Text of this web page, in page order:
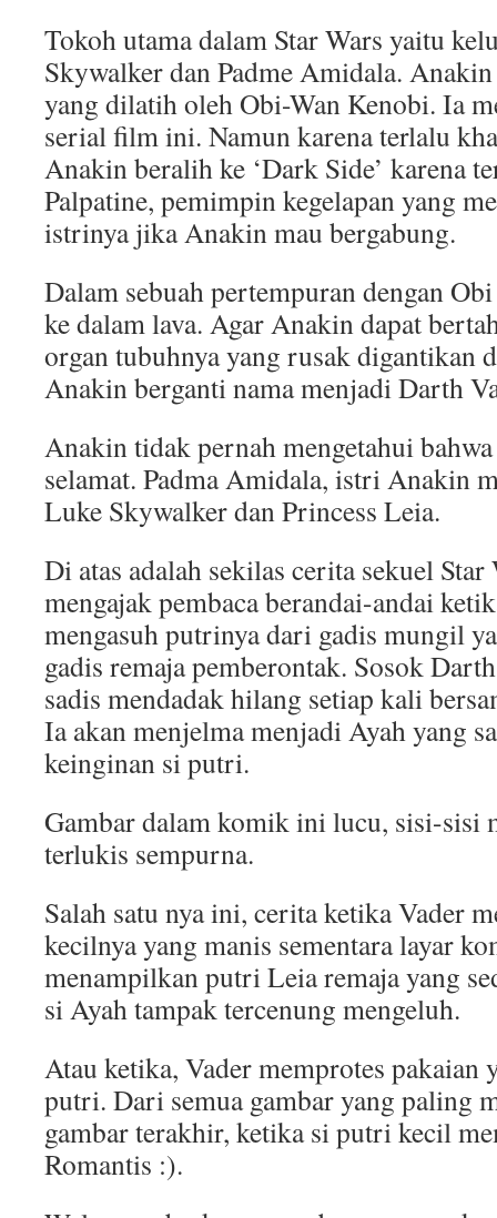
Tokoh utama dalam Star Wars yaitu
Skywalker dan Padme Amidala.
yang dilatih oleh Obi-Wan Kenobi. Ia
serial film ini. Namun karena terlalu
Anakin beralih ke ‘Dark Side’ karena
Palpatine, pemimpin kegelapan yang
istrinya jika Anakin mau bergabung.
Dalam sebuah pertempuran dengan
ke dalam lava. Agar Anakin dapat
organ tubuhnya yang rusak digantikan
Anakin berganti nama menjadi Darth
Anakin tidak pernah mengetahui
selamat. Padma Amidala, istri Anakin
Luke Skywalker dan Princess Leia.
Di atas adalah sekilas cerita sekuel
mengajak pembaca berandai-andai
mengasuh putrinya dari gadis mungil
gadis remaja pemberontak. Sosok
sadis mendadak hilang setiap kali
Ia akan menjelma menjadi Ayah yang
keinginan si putri.
Gambar dalam komik ini lucu, sisi-sisi
terlukis sempurna.
Salah satu nya ini, cerita ketika Vader
kecilnya yang manis sementara layar
menampilkan putri Leia remaja yang
si Ayah tampak tercenung mengeluh.
Atau ketika, Vader memprotes pakaian
putri. Dari semua gambar yang paling
gambar terakhir, ketika si putri kecil
Romantis :).